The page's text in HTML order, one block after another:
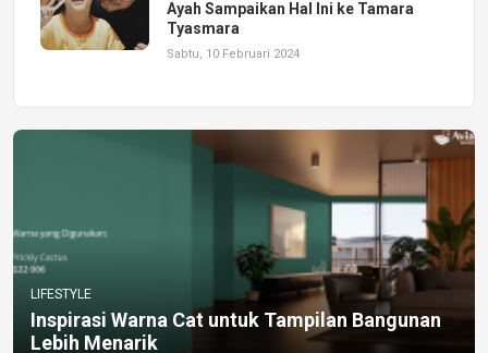
Ayah Sampaikan Hal Ini ke Tamara
Tyasmara
Sabtu, 10 Februari 2024
LIFESTYLE
Inspirasi Warna Cat untuk Tampilan Bangunan
Lebih Menarik